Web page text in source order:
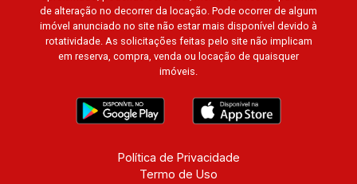
Buenos Aires, Magnólias, Vila do Golfe, Vila
Verde, Country Village, San Remo, Residencial
Jardim Canadá, Torino, Città di Positano, San
Diego, Quinta da Alvorada, Monte Rey, Garden
Villa e Quinta do Golfe. Avenida João Fiúsa,
1051 - Alto da Boa Vista | Ribeirão Preto.
de alteração no decorrer da locação. Pode ocorrer de algum
imóvel anunciado no site não estar mais disponível devido à
rotatividade. As solicitações feitas pelo site não implicam
em reserva, compra, venda ou locação de quaisquer
imóveis.
Política de Privacidade
Termo de Uso